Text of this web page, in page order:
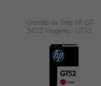
Garrafa de Tinta HP GT
5822 Magenta - GT52
5822 Magenta - GT52